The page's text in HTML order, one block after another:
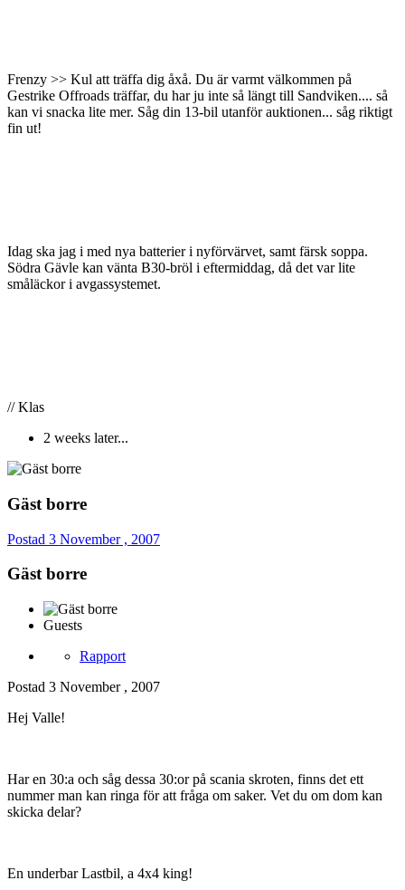
Frenzy >> Kul att träffa dig åxå. Du är varmt välkommen på
Gestrike Offroads träffar, du har ju inte så längt till Sandviken.... så
kan vi snacka lite mer. Såg din 13-bil utanför auktionen... såg riktigt
fin ut!
Idag ska jag i med nya batterier i nyförvärvet, samt färsk soppa.
Södra Gävle kan vänta B30-bröl i eftermiddag, då det var lite
småläckor i avgassystemet.
// Klas
2 weeks later...
Gäst borre
Postad 3 November , 2007
Gäst borre
Guests
Rapport
Postad 3 November , 2007
Hej Valle!
Har en 30:a och såg dessa 30:or på scania skroten, finns det ett
nummer man kan ringa för att fråga om saker. Vet du om dom kan
skicka delar?
En underbar Lastbil, a 4x4 king!